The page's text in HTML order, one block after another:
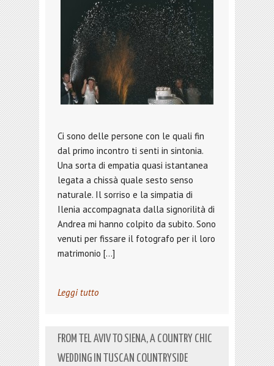
Ci sono delle persone con le quali fin
dal primo incontro ti senti in sintonia.
Una sorta di empatia quasi istantanea
legata a chissà quale sesto senso
naturale. Il sorriso e la simpatia di
Ilenia accompagnata dalla signorilità di
Andrea mi hanno colpito da subito. Sono
venuti per fissare il fotografo per il loro
matrimonio […]
Leggi tutto
FROM TEL AVIV TO SIENA, A COUNTRY CHIC
WEDDING IN TUSCAN COUNTRYSIDE